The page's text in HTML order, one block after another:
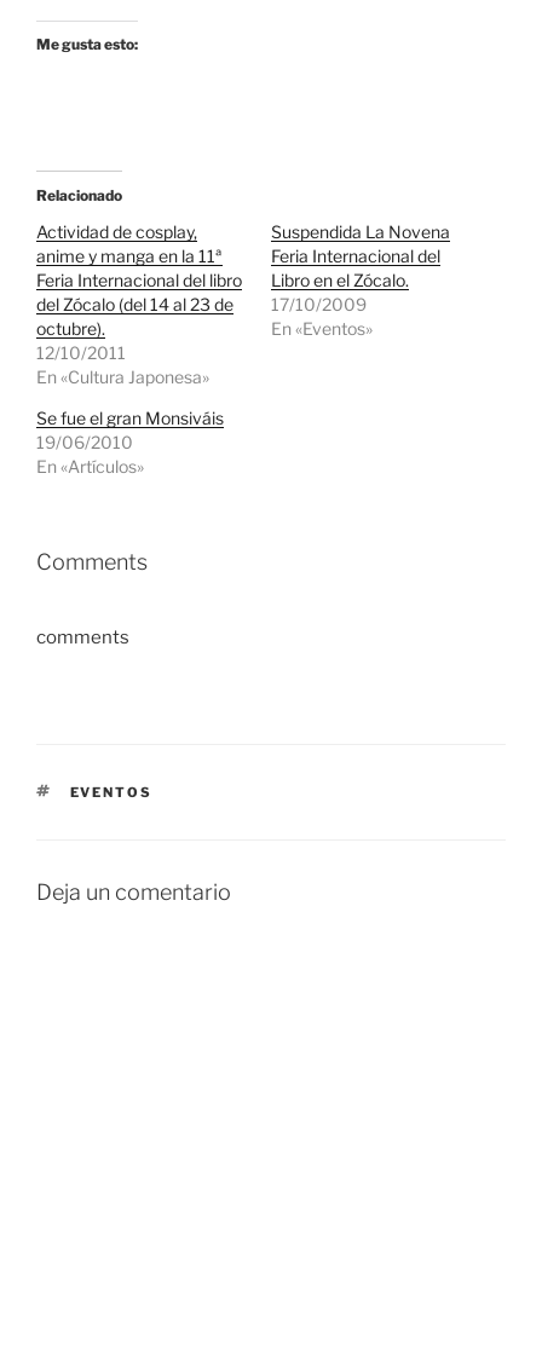
Me gusta esto:
Relacionado
Actividad de cosplay,
anime y manga en la 11ª
Feria Internacional del libro
del Zócalo (del 14 al 23 de
octubre).
12/10/2011
En «Cultura Japonesa»
Suspendida La Novena
Feria Internacional del
Libro en el Zócalo.
17/10/2009
En «Eventos»
Se fue el gran Monsiváis
19/06/2010
En «Artículos»
Comments
comments
ETIQUETAS
EVENTOS
Deja un comentario